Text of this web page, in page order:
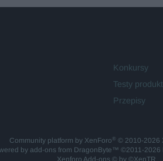
Konkursy
Testy
Przepisy
Community platform by XenForo® © 2010-2026
by add-ons from DragonByte™ ©2011-2026
Xenforo Add-ons© by ©XenTR